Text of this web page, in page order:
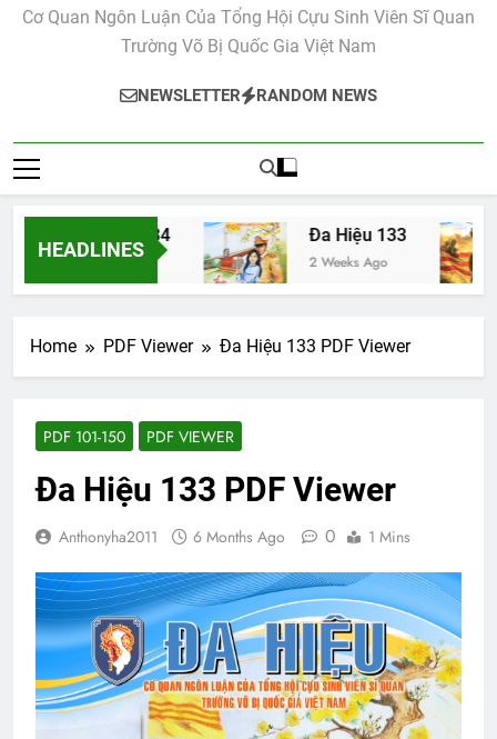
Cơ Quan Ngôn Luận Của Tổng Hội Cựu Sinh Viên Sĩ Quan
Trường Võ Bị Quốc Gia Việt Nam
NEWSLETTER RANDOM NEWS
HEADLINES
2 Weeks Ago
Đa Hiệu 133
2 Weeks Ago
Home PDF Viewer Đa Hiệu 133 PDF Viewer
PDF 101-150 PDF VIEWER
Đa Hiệu 133 PDF Viewer
Anthonyha2011 6 Months Ago 0 1 Mins